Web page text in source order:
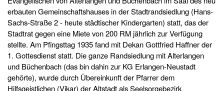
erbauten Gemeinschaftshauses in der Stadtrandsiedlung (Hans-
Sachs-Straße 2 - heute städtischer Kindergarten) statt, das der
Stadtrat gegen eine Miete von 200 RM jährlich zur Verfügung
stellte. Am Pfingsttag 1935 fand mit Dekan Gottfried Haffner der
1. Gottesdienst statt. Die ganze Randsiedlung mit Alterlangen
und Büchenbach (das bin dahin zur KG Erlangen-Neustadt
gehörte), wurde durch Übereinkunft der Pfarrer dem
Hilfsgeistlichen (Vikar) der Altstadt als Seelsorgebezirk